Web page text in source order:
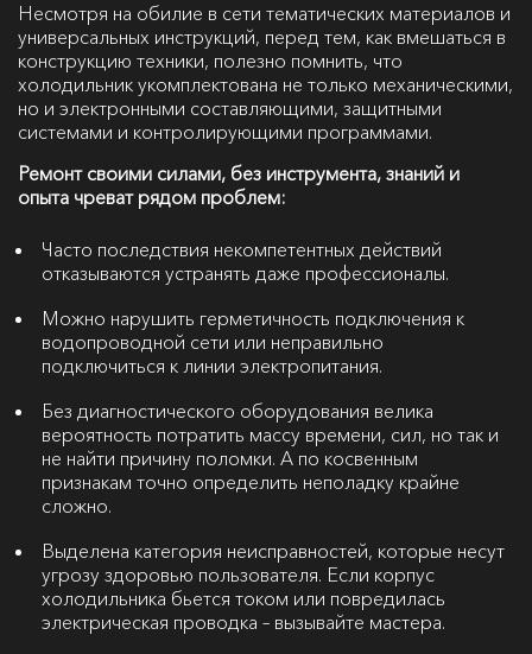
Несмотря на обилие в сети тематических материалов и
универсальных инструкций, перед тем, как вмешаться в
конструкцию техники, полезно помнить, что
холодильник укомплектована не только механическими,
но и электронными составляющими, защитными
системами и контролирующими программами.
Ремонт своими силами, без инструмента, знаний и
опыта чреват рядом проблем:
Часто последствия некомпетентных действий
отказываются устранять даже профессионалы.
Можно нарушить герметичность подключения к
водопроводной сети или неправильно
подключиться к линии электропитания.
Без диагностического оборудования велика
вероятность потратить массу времени, сил, но так и
не найти причину поломки. А по косвенным
признакам точно определить неполадку крайне
сложно.
Выделена категория неисправностей, которые несут
угрозу здоровью пользователя. Если корпус
холодильника бьется током или повредилась
электрическая проводка – вызывайте мастера.